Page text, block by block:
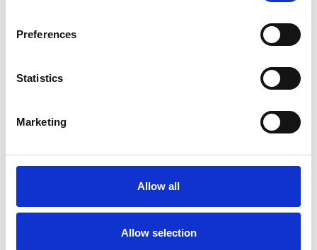
Preferences
Statistics
Marketing
Allow all
Allow selection
Lammskinn sittdyna vit Lammskinn, champagne